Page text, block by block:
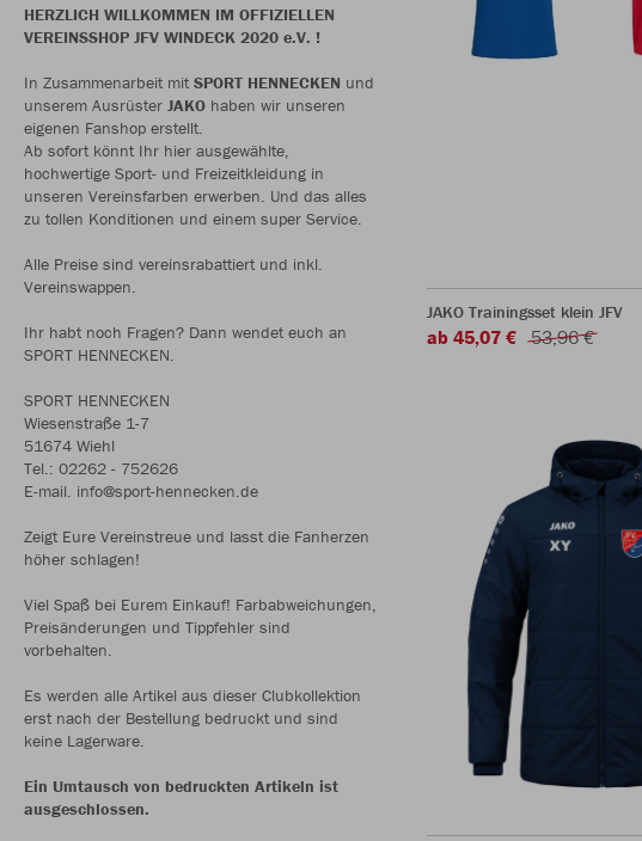
HERZLICH WILLKOMMEN IM OFFIZIELLEN
VEREINSSHOP JFV WINDECK 2020 e.V. !
In Zusammenarbeit mit SPORT HENNECKEN und
unserem Ausrüster JAKO haben wir unseren
eigenen Fanshop erstellt.
Ab sofort könnt Ihr hier ausgewählte,
hochwertige Sport- und Freizeitkleidung in
unseren Vereinsfarben erwerben. Und das alles
zu tollen Konditionen und einem super Service.
Alle Preise sind vereinsrabattiert und inkl.
Vereinswappen.
Ihr habt noch Fragen? Dann wendet euch an
SPORT HENNECKEN.
SPORT HENNECKEN
Wiesenstraße 1-7
51674 Wiehl
Tel.: 02262 - 752626
E-mail. info@sport-hennecken.de
Zeigt Eure Vereinstreue und lasst die Fanherzen
höher schlagen!
Viel Spaß bei Eurem Einkauf! Farbabweichungen,
Preisänderungen und Tippfehler sind
vorbehalten.
Es werden alle Artikel aus dieser Clubkollektion
erst nach der Bestellung bedruckt und sind
keine Lagerware.
Ein Umtausch von bedruckten Artikeln ist
ausgeschlossen.
JAKO Trainingsset klein JFV
ab 45,07 € 53,96 €